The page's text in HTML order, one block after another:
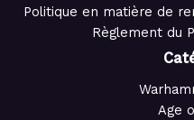
Politique en matière de
Règlement du
Age